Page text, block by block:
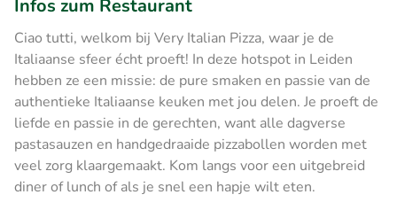
Infos zum Restaurant
Ciao tutti, welkom bij Very Italian Pizza, waar je de
Italiaanse sfeer écht proeft! In deze hotspot in Leiden
hebben ze een missie: de pure smaken en passie van de
authentieke Italiaanse keuken met jou delen. Je proeft de
liefde en passie in de gerechten, want alle dagverse
pastasauzen en handgedraaide pizzabollen worden met
veel zorg klaargemaakt. Kom langs voor een uitgebreid
diner of lunch of als je snel een hapje wilt eten.